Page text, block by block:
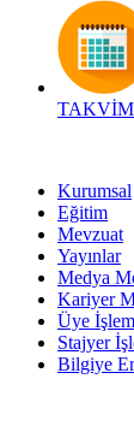
TAKVİM
Kurumsal
Eğitim
Mevzuat
Yayınlar
Medya
Kariyer
Üye
Stajyer
Bilgiye